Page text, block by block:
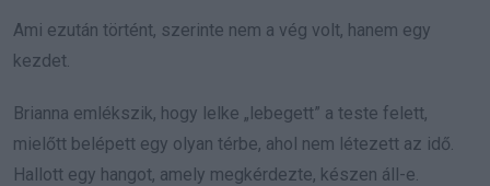
Ami ezután történt, szerinte nem a vég volt, hanem egy
kezdet.
Brianna emlékszik, hogy lelke „lebegett” a teste felett,
mielőtt belépett egy olyan térbe, ahol nem létezett az idő.
Hallott egy hangot, amely megkérdezte, készen áll-e.